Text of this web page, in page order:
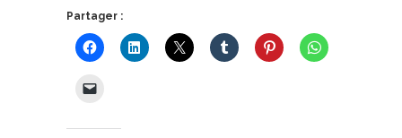
Partager :